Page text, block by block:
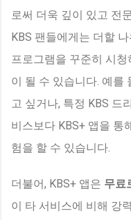
로써 더욱 깊이 있고 전
KBS 팬들에게는 더할
프로그램을 꾸준히 시
이 될 수 있습니다. 예를
고 싶거나, 특정 KBS 드
비스보다 KBS+ 앱을 통
험을 할 수 있습니다.
더불어, KBS+ 앱은 무료
이 타 서비스에 비해 강